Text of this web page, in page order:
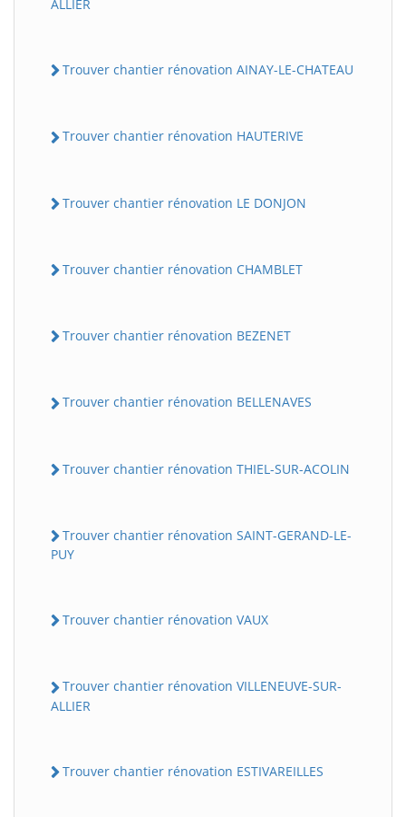
ALLIER
Trouver chantier rénovation AINAY-LE-CHATEAU
Trouver chantier rénovation HAUTERIVE
Trouver chantier rénovation LE DONJON
Trouver chantier rénovation CHAMBLET
Trouver chantier rénovation BEZENET
Trouver chantier rénovation BELLENAVES
Trouver chantier rénovation THIEL-SUR-ACOLIN
Trouver chantier rénovation SAINT-GERAND-LE-
PUY
Trouver chantier rénovation VAUX
Trouver chantier rénovation VILLENEUVE-SUR-
ALLIER
Trouver chantier rénovation ESTIVAREILLES